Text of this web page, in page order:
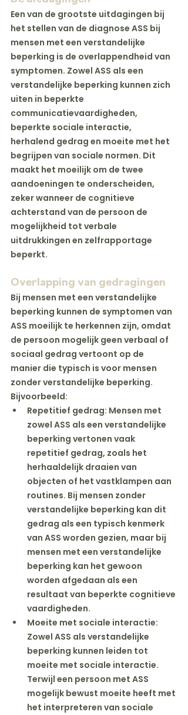
Een van de grootste uitdagingen bij
het stellen van de diagnose ASS bij
mensen met een verstandelijke
beperking is de overlappendheid van
symptomen. Zowel ASS als een
verstandelijke beperking kunnen zich
uiten in beperkte
communicatievaardigheden,
beperkte sociale interactie,
herhalend gedrag en moeite met het
begrijpen van sociale normen. Dit
maakt het moeilijk om de twee
aandoeningen te onderscheiden,
zeker wanneer de cognitieve
achterstand van de persoon de
mogelijkheid tot verbale
uitdrukkingen en zelfrapportage
beperkt.
Overlapping van gedragingen
Bij mensen met een verstandelijke
beperking kunnen de symptomen van
ASS moeilijk te herkennen zijn, omdat
de persoon mogelijk geen verbaal of
sociaal gedrag vertoont op de
manier die typisch is voor mensen
zonder verstandelijke beperking.
Bijvoorbeeld:
Repetitief gedrag: Mensen met
zowel ASS als een verstandelijke
beperking vertonen vaak
repetitief gedrag, zoals het
herhaaldelijk draaien van
objecten of het vastklampen aan
routines. Bij mensen zonder
verstandelijke beperking kan dit
gedrag als een typisch kenmerk
van ASS worden gezien, maar bij
mensen met een verstandelijke
beperking kan het gewoon
worden afgedaan als een
resultaat van beperkte cognitieve
vaardigheden.
Moeite met sociale interactie:
Zowel ASS als verstandelijke
beperking kunnen leiden tot
moeite met sociale interactie.
Terwijl een persoon met ASS
mogelijk bewust moeite heeft met
het interpreteren van sociale